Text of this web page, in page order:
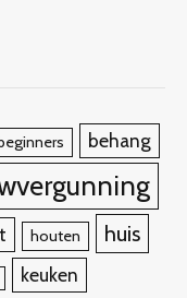
behang
houten huis
keuken